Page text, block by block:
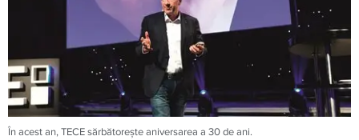
În acest an, TECE sărbătoreşte aniversarea a 30 de ani.